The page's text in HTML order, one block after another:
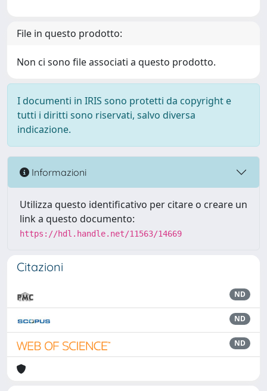
File in questo prodotto:
Non ci sono file associati a questo prodotto.
I documenti in IRIS sono protetti da copyright e
tutti i diritti sono riservati, salvo diversa
indicazione.
Informazioni
Utilizza questo identificativo per citare o creare un
link a questo documento:
https://hdl.handle.net/11563/14669
Citazioni
ND
ND
ND